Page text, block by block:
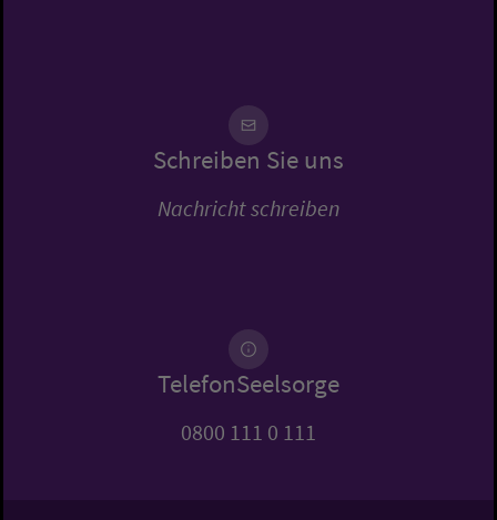
Schreiben Sie uns
Nachricht schreiben
TelefonSeelsorge
0800 111 0 111